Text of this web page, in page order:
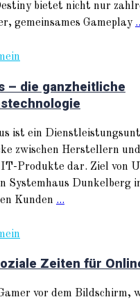
bietet nicht nur
gemeinsames Gameplay
– die ganzheitliche
ist ein
zwischen Herstellern
IT-Produkte dar. Ziel von
Systemhaus Dunkelberg
Kunden ...
Zeiten für
vor dem Bildschirm,